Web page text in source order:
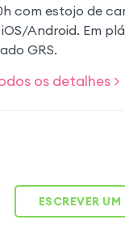
com estojo de
Android. Em
GRS.
os detalhes >
ESCREVER